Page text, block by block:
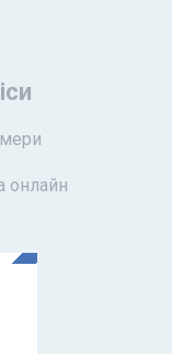
онлайн